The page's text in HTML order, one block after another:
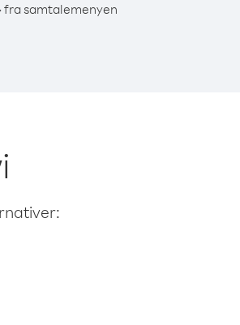
fra samtalemenyen